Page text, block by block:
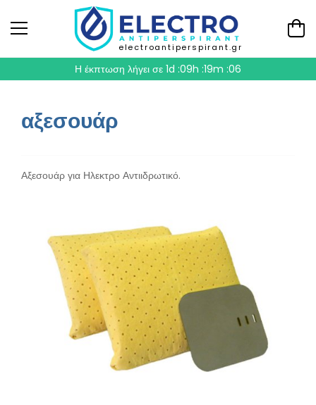
electroantiperspirant.gr
Η έκπτωση λήγει σε 1d :09h :19m :06
αξεσουάρ
Αξεσουάρ για Ηλεκτρο Αντιιδρωτικό.